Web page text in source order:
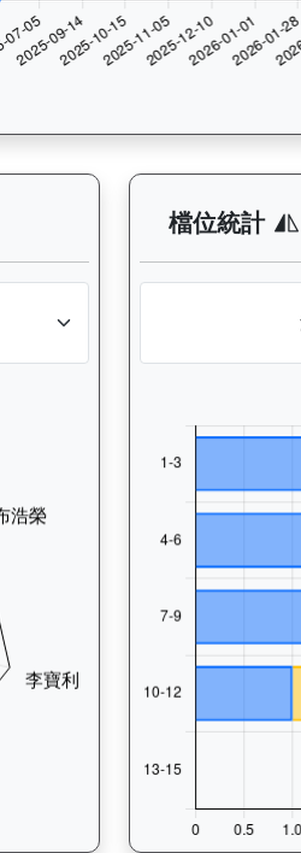
1000米至2400米）
— 騎師統計分析：查看各
檔位統計